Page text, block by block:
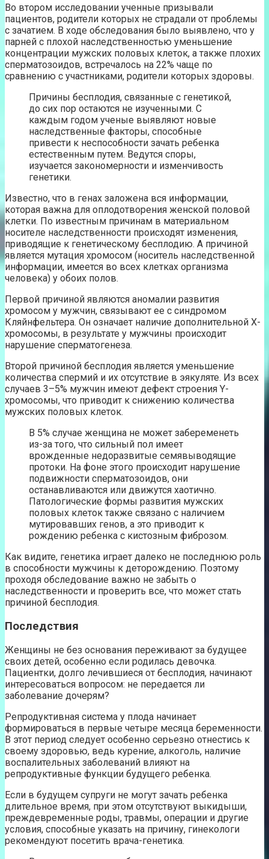
Во втором исследовании ученные призывали
пациентов, родители которых не страдали от проблемы
с зачатием. В ходе обследования было выявлено, что у
парней с плохой наследственностью уменьшение
концентрации мужских половых клеток, а также плохих
сперматозоидов, встречалось на 22% чаще по
сравнению с участниками, родители которых здоровы.
Причины бесплодия, связанные с генетикой,
до сих пор остаются не изученными. С
каждым годом ученые выявляют новые
наследственные факторы, способные
привести к неспособности зачать ребенка
естественным путем. Ведутся споры,
изучается закономерности и изменчивость
генетики.
Известно, что в генах заложена вся информации,
которая важна для оплодотворения женской половой
клетки. По известным причинам в материальном
носителе наследственности происходят изменения,
приводящие к генетическому бесплодию. А причиной
является мутация хромосом (носитель наследственной
информации, имеется во всех клетках организма
человека) у обоих полов.
Первой причиной являются аномалии развития
хромосом у мужчин, связывают ее с синдромом
Кляйнфельтера. Он означает наличие дополнительной Х-
хромосомы, в результате у мужчины происходит
нарушение сперматогенеза.
Второй причиной бесплодия является уменьшение
количества спермий и их отсутствие в эякуляте. Из всех
случаев 3–5% мужчин имеют дефект строения Y-
хромосомы, что приводит к снижению количества
мужских половых клеток.
В 5% случае женщина не может забеременеть
из-за того, что сильный пол имеет
врожденные недоразвитые семявыводящие
протоки. На фоне этого происходит нарушение
подвижности сперматозоидов, они
останавливаются или движутся хаотично.
Патологические формы развития мужских
половых клеток также связано с наличием
мутировавших генов, а это приводит к
рождению ребенка с кистозным фиброзом.
Как видите, генетика играет далеко не последнюю роль
в способности мужчины к деторождению. Поэтому
проходя обследование важно не забыть о
наследственности и проверить все, что может стать
причиной бесплодия.
Последствия
Женщины не без основания переживают за будущее
своих детей, особенно если родилась девочка.
Пациентки, долго лечившиеся от бесплодия, начинают
интересоваться вопросом: не передается ли
заболевание дочерям?
Репродуктивная система у плода начинает
формироваться в первые четыре месяца беременности.
В этот период следует особенно серьезно отнестись к
своему здоровью, ведь курение, алкоголь, наличие
воспалительных заболеваний влияют на
репродуктивные функции будущего ребенка.
Если в будущем супруги не могут зачать ребенка
длительное время, при этом отсутствуют выкидыши,
преждевременные роды, травмы, операции и другие
условия, способные указать на причину, гинекологи
рекомендуют посетить врача-генетика.